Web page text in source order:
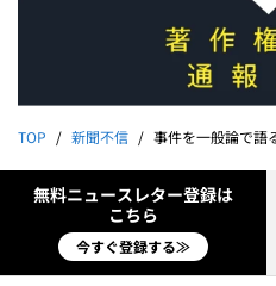
TOP 新聞不信 事件を一般論で語
無料ニュースレター登録は
こちら
今すぐ登録する≫